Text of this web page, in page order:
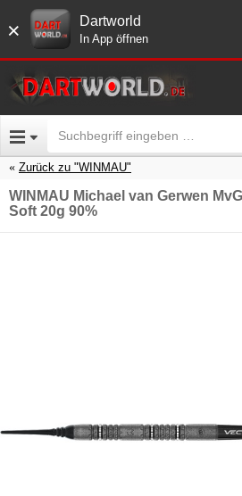
× Dartworld
In App öffnen
Zurück zu "WINMAU"
WINMAU Michael van Gerwen
Soft 20g 90%